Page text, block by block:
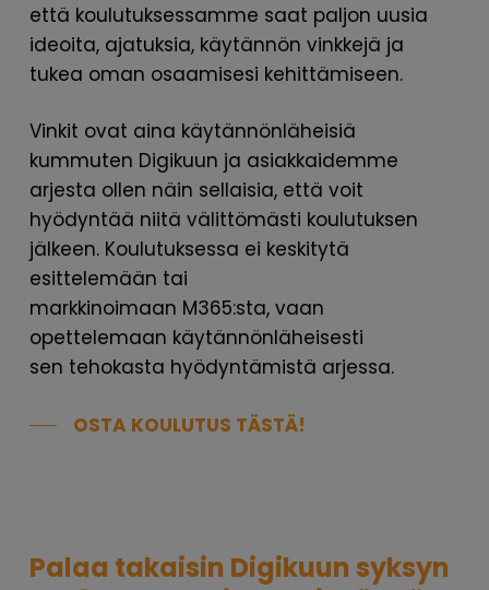
että koulutuksessamme saat paljon uusia
ideoita, ajatuksia, käytännön vinkkejä ja
tukea oman osaamisesi kehittämiseen.
Vinkit ovat aina käytännönläheisiä
kummuten Digikuun ja asiakkaidemme
arjesta ollen näin sellaisia, että voit
hyödyntää niitä välittömästi koulutuksen
jälkeen. Koulutuksessa ei keskitytä
esittelemään tai
markkinoimaan M365:sta, vaan
opettelemaan käytännönläheisesti
sen tehokasta hyödyntämistä arjessa.
OSTA KOULUTUS TÄSTÄ!
Palaa takaisin Digikuun syksyn